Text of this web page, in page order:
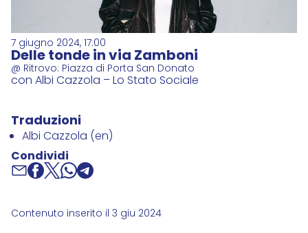
7 giugno 2024, 17:00
Delle tonde in via Zamboni
@ Ritrovo: Piazza di Porta San Donato
con Albi Cazzola – Lo Stato Sociale
Traduzioni
Albi Cazzola (en)
Condividi
Contenuto inserito il 3 giu 2024